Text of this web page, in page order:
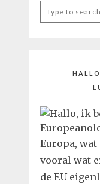
Search
for:
Europa,
vooral wat
de EU